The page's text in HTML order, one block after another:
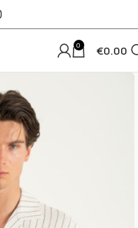
0 €0.00